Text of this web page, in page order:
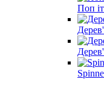
Поп іт